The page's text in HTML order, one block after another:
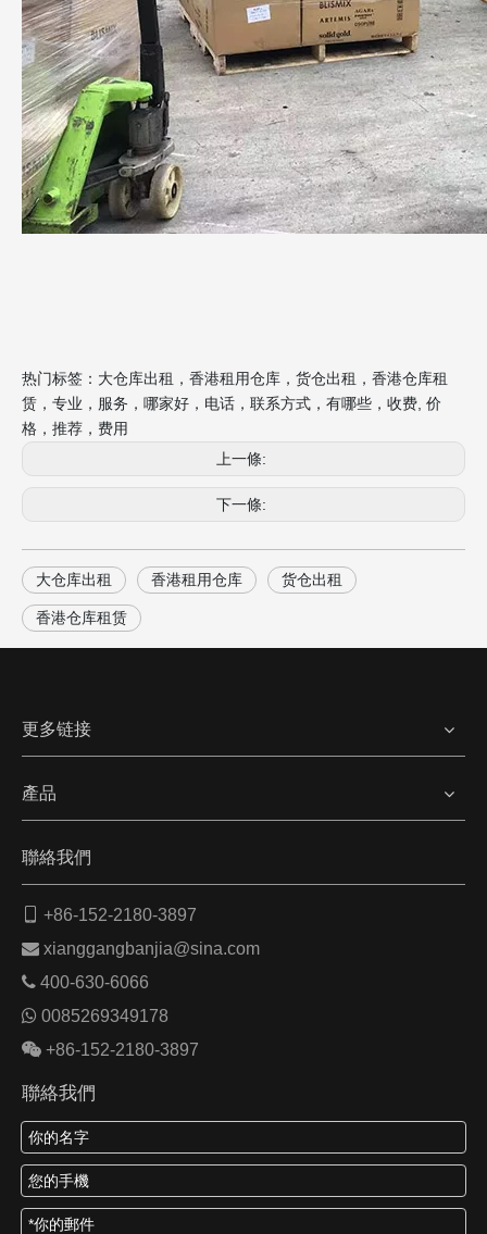
热门标签：大仓库出租，香港租用仓库，货仓出租，香港仓库租
赁，专业，服务，哪家好，电话，联系方式，有哪些，收费, 价
格，推荐，费用
上一條:
下一條:
大仓库出租 香港租用仓库 货仓出租
香港仓库租赁
更多链接
產品
聯絡我們
+86-152-2180-3897
 xianggangbanjia@sina.com
 400-630-6066
 0085269349178
 +86-152-2180-3897
聯絡我們